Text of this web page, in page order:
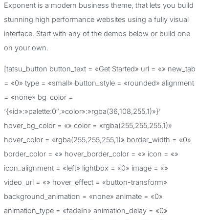
r
:
Exponent is a modern business theme, that lets you build
stunning high performance websites using a fully visual
interface. Start with any of the demos below or build one
on your own.
[tatsu_button button_text = «Get Started» url = «» new_tab
= «0» type = «small» button_style = «rounded» alignment
= «none» bg_color =
‘{«id»:»palette:0″,»color»:»rgba(36,108,255,1)»}’
hover_bg_color = «» color = «rgba(255,255,255,1)»
hover_color = «rgba(255,255,255,1)» border_width = «0»
border_color = «» hover_border_color = «» icon = «»
icon_alignment = «left» lightbox = «0» image = «»
video_url = «» hover_effect = «button-transform»
background_animation = «none» animate = «0»
animation_type = «fadeIn» animation_delay = «0»